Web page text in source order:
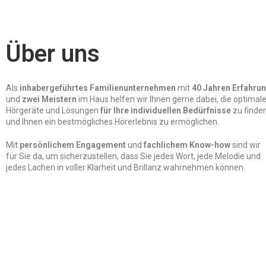
Über uns
Als inhabergeführtes Familienunternehmen mit 40 Jahren
und zwei Meistern im Haus helfen wir Ihnen gerne dabei, die
Hörgeräte und Lösungen für Ihre individuellen Bedürfnisse zu
und Ihnen ein bestmögliches Hörerlebnis zu ermöglichen.
Mit persönlichem Engagement und fachlichem Know-howsind wir
für Sie da, um sicherzustellen, dass Sie jedes Wort, jede Melodie und
jedes Lachen in voller Klarheit und Brillanz wahrnehmen können.